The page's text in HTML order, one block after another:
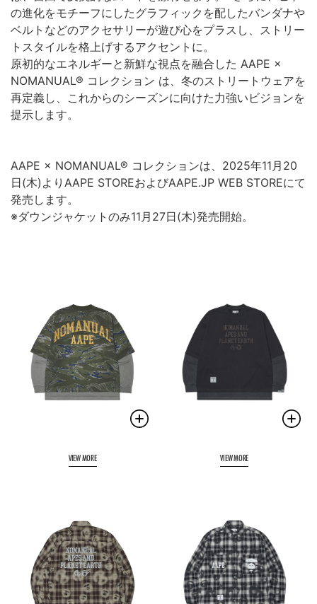
の進化をモチーフにしたグラフィックを配したバンダナや
ベルトなどのアクセサリーが遊び心をプラスし、ストリー
トスタイルを格上げするアクセントに。
原初的なエネルギーと新鮮な視点を融合した AAPE ×
NOMANUAL® コレクション は、冬のストリートウェアを
再定義し、これからのシーズンに向けた力強いビジョンを
提示します。
AAPE × NOMANUAL® コレクションは、2025年11月20
日(木)よりAAPE STOREおよびAAPE.JP WEB STOREにて
発売します。
※ダウンジャケットのみ11月27日(木)発売開始。
VIEW MORE VIEW MORE